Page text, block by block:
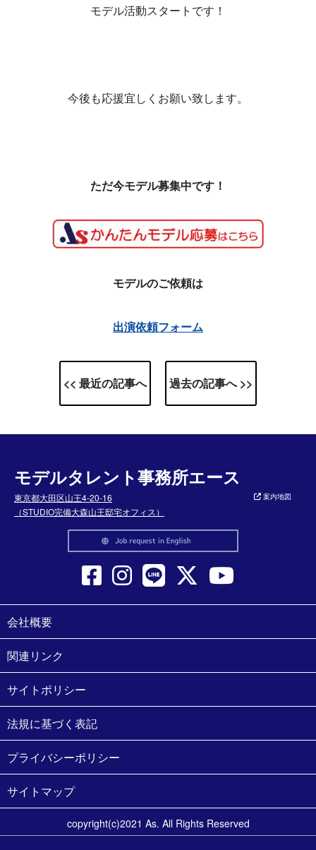
モデル活動スタートです！
今後も応援宜しくお願い致します。
ただ今モデル募集中です！
モデルのご依頼は
出演依頼フォーム
<< 最近の記事へ 過去の記事へ >>
モデルタレント事務所エース
東京都大田区山王4-20-16
（STUDIO完備大森山王邸宅オフィス）
案内地図
会社概要
関連リンク
サイトポリシー
法規に基づく表記
プライバシーポリシー
サイトマップ
copyright(c)2021 As. All Rights Reserved